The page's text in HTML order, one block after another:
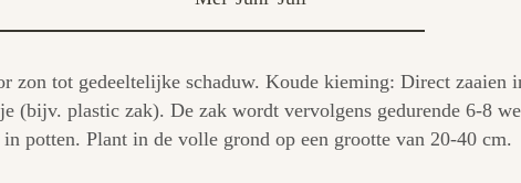
zon tot gedeeltelijke schaduw. Koude kieming: Direct
(bijv. plastic zak). De zak wordt vervolgens gedurende 6-8
in potten. Plant in de volle grond op een grootte van 20-40 cm.